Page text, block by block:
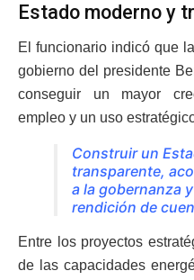
Estado moderno y
El funcionario indicó que
gobierno del presidente
conseguir un mayor
empleo y un uso
Construir un
transparente,
a la gobernanza
rendición de
Entre los proyectos
de las capacidades